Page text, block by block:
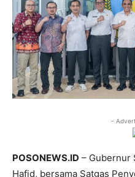
-
POSONEWS.ID – Gubernur
Hafid, bersama Satgas